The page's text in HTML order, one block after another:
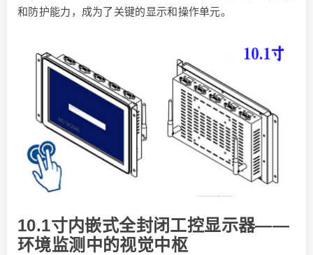
和防护能力，成为了关键的显示和操作单元。
10.1寸内嵌式全封闭工控显示器——
环境监测中的视觉中枢